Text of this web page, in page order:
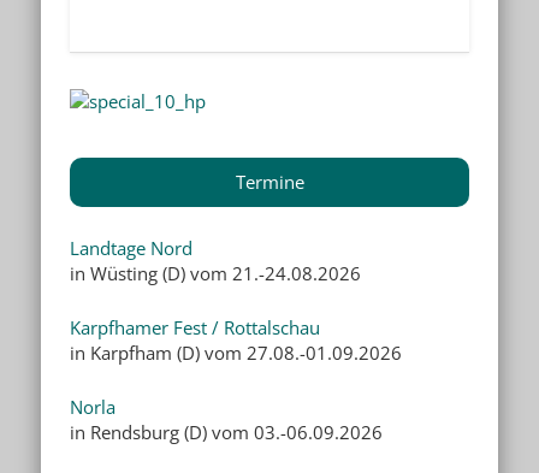
Termine
Landtage Nord
in Wüsting (D) vom 21.-24.08.2026
Karpfhamer Fest / Rottalschau
in Karpfham (D) vom 27.08.-01.09.2026
Norla
in Rendsburg (D) vom 03.-06.09.2026